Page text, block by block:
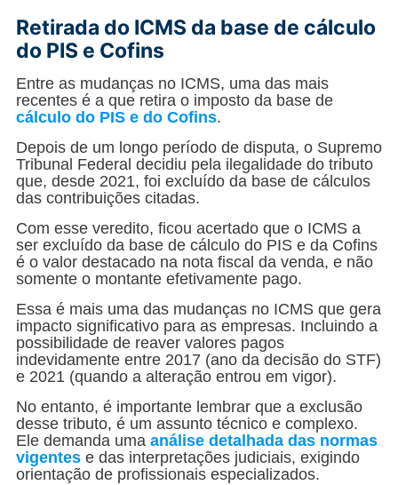
Retirada do ICMS da base de cálculo
do PIS e Cofins
Entre as mudanças no ICMS, uma das mais
recentes é a que retira o imposto da base de
cálculo do PIS e do Cofins.
Depois de um longo período de disputa, o Supremo
Tribunal Federal decidiu pela ilegalidade do tributo
que, desde 2021, foi excluído da base de cálculos
das contribuições citadas.
Com esse veredito, ficou acertado que o ICMS a
ser excluído da base de cálculo do PIS e da Cofins
é o valor destacado na nota fiscal da venda, e não
somente o montante efetivamente pago.
Essa é mais uma das mudanças no ICMS que gera
impacto significativo para as empresas. Incluindo a
possibilidade de reaver valores pagos
indevidamente entre 2017 (ano da decisão do STF)
e 2021 (quando a alteração entrou em vigor).
No entanto, é importante lembrar que a exclusão
desse tributo, é um assunto técnico e complexo.
Ele demanda uma análise detalhada das normas
vigentes e das interpretações judiciais, exigindo
orientação de profissionais especializados.